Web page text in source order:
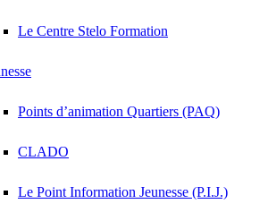
Le Centre Stelo Formation
Points d’animation Quartiers (PAQ)
CLADO
Le Point Information Jeunesse (P.I.J.)